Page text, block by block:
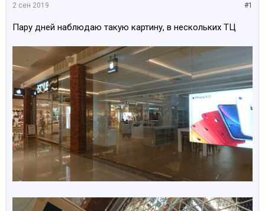
#1
2 сен 2019
Пару дней наблюдаю такую картину, в нескольких ТЦ